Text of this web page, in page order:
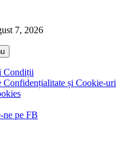
7, 2026
Condiții
Confidențialitate și Cookie-uri
ne pe FB